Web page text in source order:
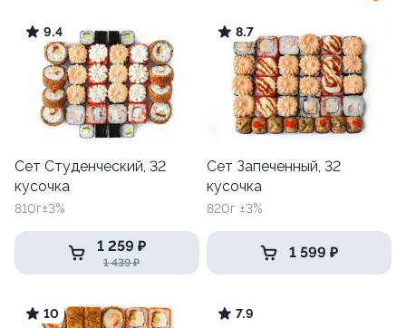
9.4
Сет Студенческий, 32
кусочка
810г±3%
1 259 ₽
1 439 ₽
8.7
Сет Запеченный, 32
кусочка
820г ±3%
1 599 ₽
10 7.9